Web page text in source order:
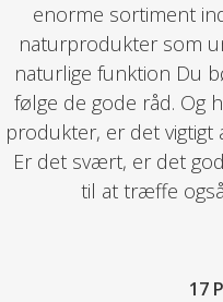
enorme sortiment
naturprodukter som
naturlige funktion Du
følge de gode råd. Og
produkter, er det vigtigt
Er det svært, er det
til at træffe
17